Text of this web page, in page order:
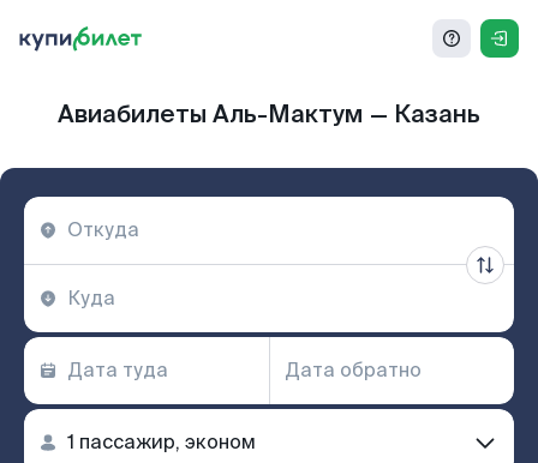
Авиабилеты Аль-Мактум — Казань